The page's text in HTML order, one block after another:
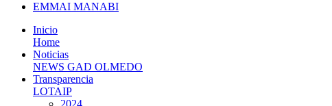
EMMAI MANABI
Inicio
Home
Noticias
NEWS GAD OLMEDO
Transparencia
LOTAIP
2024